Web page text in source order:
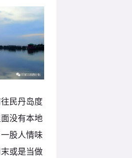
民丹岛度
没有本地
股人情味
或是当做